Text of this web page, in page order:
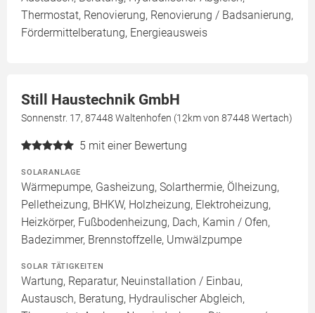
Thermostat, Renovierung, Renovierung / Badsanierung,
Fördermittelberatung, Energieausweis
Still Haustechnik GmbH
Sonnenstr. 17, 87448 Waltenhofen (12km von 87448 Wertach)
5 mit einer Bewertung
SOLARANLAGE
Wärmepumpe, Gasheizung, Solarthermie, Ölheizung,
Pelletheizung, BHKW, Holzheizung, Elektroheizung,
Heizkörper, Fußbodenheizung, Dach, Kamin / Ofen,
Badezimmer, Brennstoffzelle, Umwälzpumpe
SOLAR TÄTIGKEITEN
Wartung, Reparatur, Neuinstallation / Einbau,
Austausch, Beratung, Hydraulischer Abgleich,